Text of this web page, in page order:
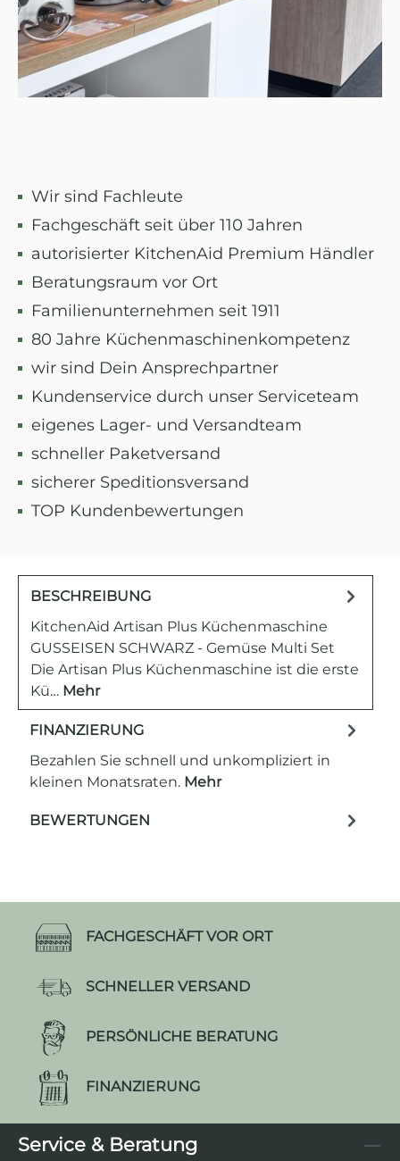
Wir sind Fachleute
Fachgeschäft seit über 110 Jahren
autorisierter KitchenAid Premium Händler
Beratungsraum vor Ort
Familienunternehmen seit 1911
80 Jahre Küchenmaschinenkompetenz
wir sind Dein Ansprechpartner
Kundenservice durch unser Serviceteam
eigenes Lager- und Versandteam
schneller Paketversand
sicherer Speditionsversand
TOP Kundenbewertungen
BESCHREIBUNG
KitchenAid Artisan Plus Küchenmaschine
GUSSEISEN SCHWARZ - Gemüse Multi Set
Die Artisan Plus Küchenmaschine ist die erste
Kü… Mehr
FINANZIERUNG
Bezahlen Sie schnell und unkompliziert in
kleinen Monatsraten. Mehr
BEWERTUNGEN
FACHGESCHÄFT VOR ORT
SCHNELLER VERSAND
PERSÖNLICHE BERATUNG
FINANZIERUNG
Service & Beratung